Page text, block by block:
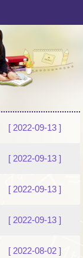
[ 2022-09-13 ]
[ 2022-09-13 ]
[ 2022-09-13 ]
[ 2022-09-13 ]
[ 2022-08-02 ]